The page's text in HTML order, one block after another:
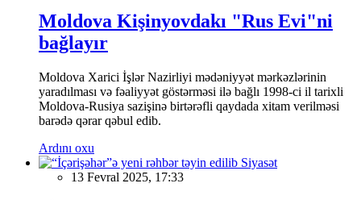
Moldova Kişinyovdakı "Rus Evi"ni
bağlayır
Moldova Xarici İşlər Nazirliyi mədəniyyət mərkəzlərinin
yaradılması və fəaliyyət göstərməsi ilə bağlı 1998-ci il tarixli
Moldova-Rusiya sazişinə birtərəfli qaydada xitam verilməsi
barədə qərar qəbul edib.
Ardını oxu
Siyasət
13 Fevral 2025, 17:33